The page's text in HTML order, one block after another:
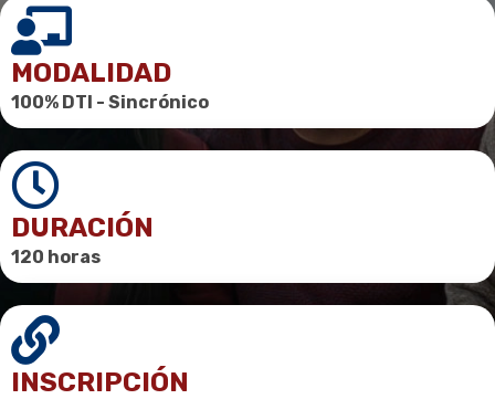
MODALIDAD
100% DTI - Sincrónico
DURACIÓN
120 horas
INSCRIPCIÓN